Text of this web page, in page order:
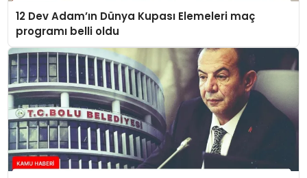
12 Dev Adam’ın Dünya Kupası Elemeleri maç
programı belli oldu